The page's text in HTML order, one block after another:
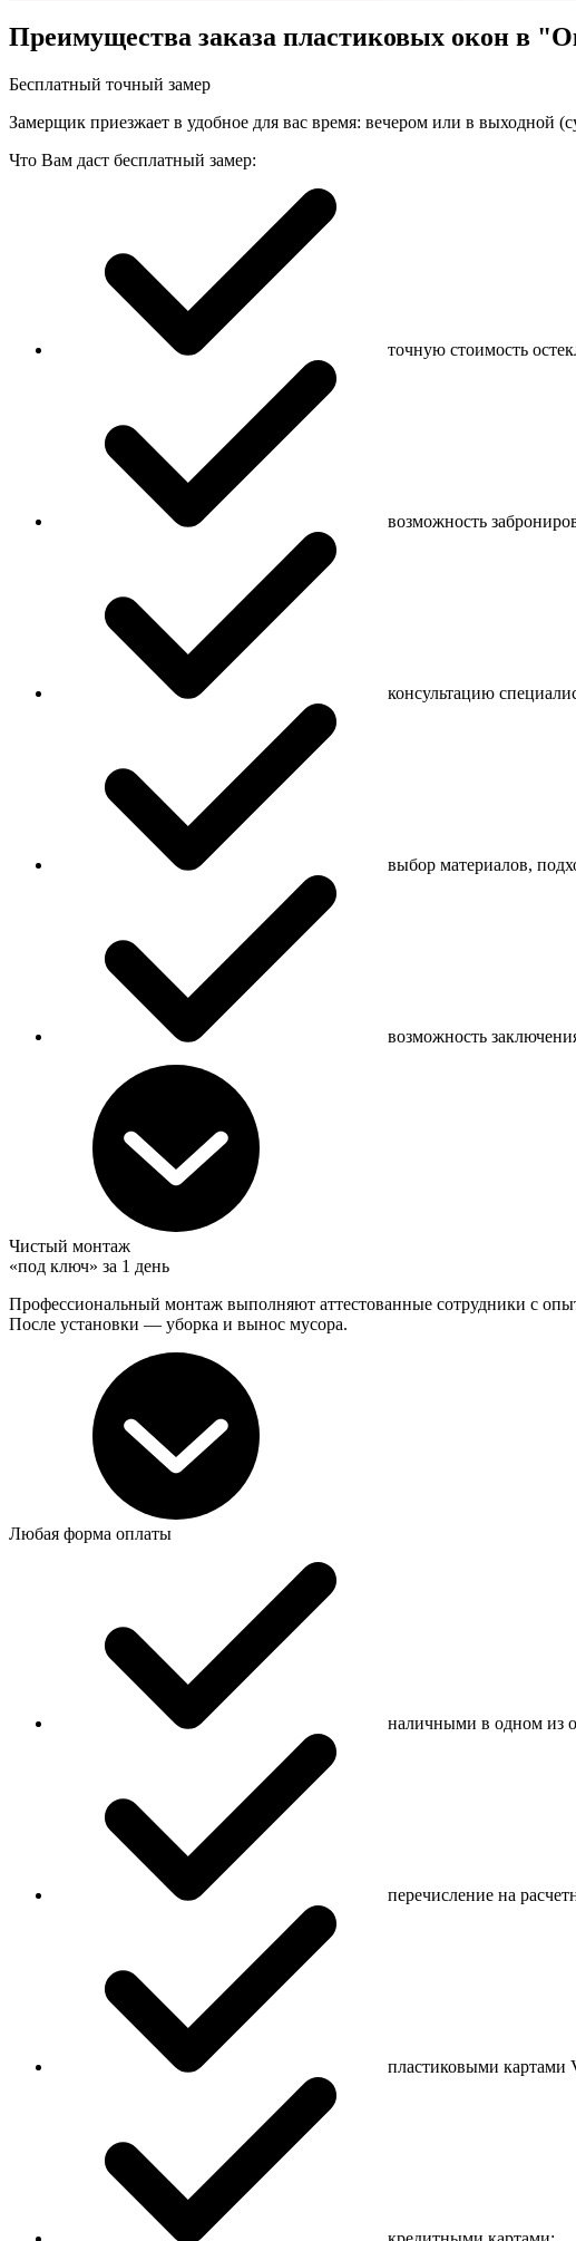
Преимущества заказа пластиковых окон в
Бесплатный точный замер
Замерщик приезжает в удобное для вас время: вечером или в выходной
Что Вам даст бесплатный замер:
точную стоимость
возможность
консультацию
выбор материалов,
возможность
Чистый монтаж
«под ключ» за 1 день
Профессиональный монтаж выполняют аттестованные сотрудники с
После установки — уборка и вынос мусора.
Любая форма оплаты
наличными в одном из
перечисление на
пластиковыми картами